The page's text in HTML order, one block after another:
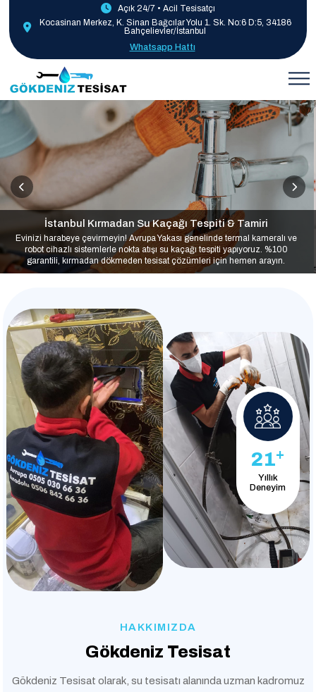
Açık 24/7 • Acil Tesisatçı
Kocasinan Merkez, K. Sinan Bağcılar Yolu 1. Sk. No:6 D:5, 34186
Bahçelievler/İstanbul
Whatsapp Hattı
İstanbul Kırmadan Su Kaçağı Tespiti & Tamiri
Evinizi harabeye çevirmeyin! Avrupa Yakası genelinde termal kameralı ve
robot cihazlı sistemlerle nokta atışı su kaçağı tespiti yapıyoruz. %100
garantili, kırmadan dökmeden tesisat çözümleri için hemen arayın.
21+
Yıllık
Deneyim
HAKKIMIZDA
Gökdeniz Tesisat
Gökdeniz Tesisat olarak, su tesisatı alanında uzman kadromuz